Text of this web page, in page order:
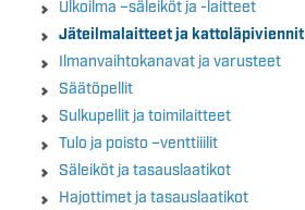
Ulkoilma –säleiköt ja -laitteet
Jäteilmalaitteet ja kattoläpiviennit
Ilmanvaihtokanavat ja varusteet
Säätöpellit
Sulkupellit ja toimilaitteet
Tulo ja poisto –venttiiilit
Säleiköt ja tasauslaatikot
Hajottimet ja tasauslaatikot